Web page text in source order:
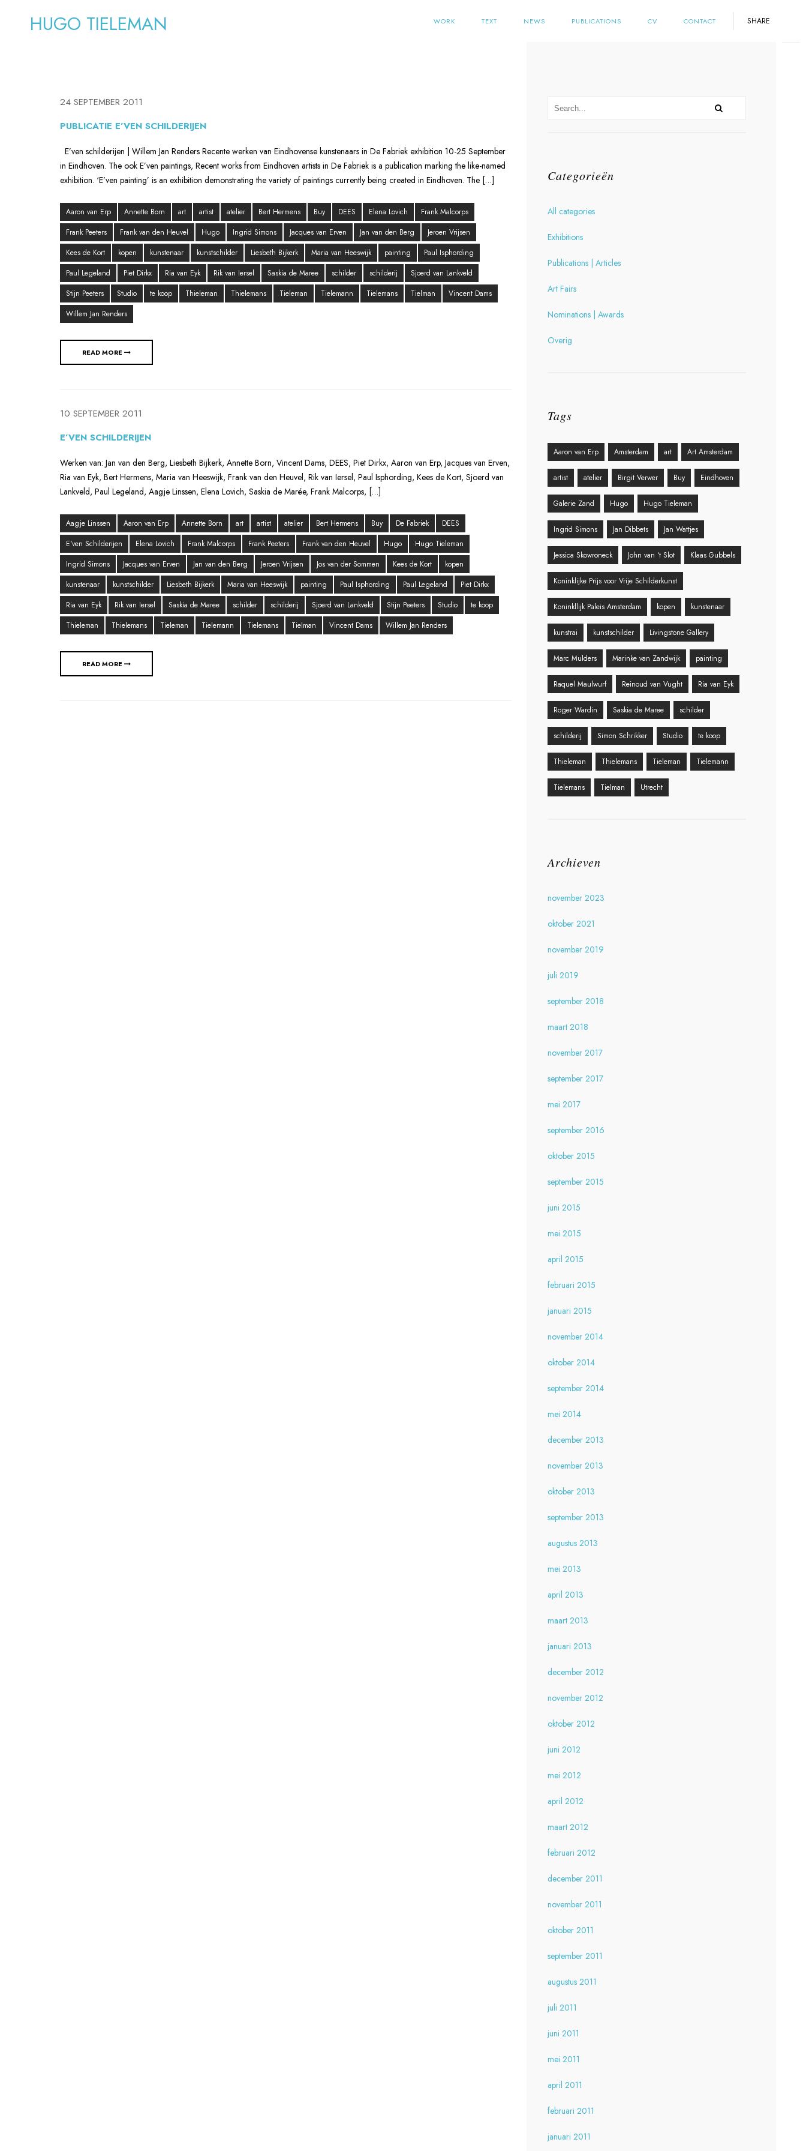
HUGO TIELEMAN SHARE
WORK TEXT NEWS PUBLICATIONS CV CONTACT
24 SEPTEMBER 2011
PUBLICATIE E’VEN SCHILDERIJEN
E’ven schilderijen | Willem Jan Renders Recente werken van Eindhovense kunstenaars in De Fabriek exhibition 10-25 September
in Eindhoven. The ook E’ven paintings, Recent works from Eindhoven artists in De Fabriek is a publication marking the like-named
exhibition. ‘E’ven painting’ is an exhibition demonstrating the variety of paintings currently being created in Eindhoven. The […]
Aaron van Erp Annette Born art artist atelier Bert Hermens Buy DEES Elena Lovich
Frank Malcorps
Frank Peeters
Frank van den Heuvel Hugo Ingrid Simons Jacques van Erven Jan van den Berg
Jeroen Vrijsen
Kees de Kort
kopen kunstenaar kunstschilder Liesbeth Bijkerk Maria van Heeswijk painting
Paul Isphording
Paul Legeland
Piet Dirkx Ria van Eyk Rik van Iersel Saskia de Maree schilder schilderij
Sjoerd van Lankveld
Stijn Peeters
Studio te koop Thieleman Thielemans Tieleman Tielemann Tielemans Tielman
Vincent Dams
Willem Jan Renders
READ MORE
10 SEPTEMBER 2011
E’VEN SCHILDERIJEN
Werken van: Jan van den Berg, Liesbeth Bijkerk, Annette Born, Vincent Dams, DEES, Piet Dirkx, Aaron van Erp, Jacques van Erven,
Ria van Eyk, Bert Hermens, Maria van Heeswijk, Frank van den Heuvel, Rik van Iersel, Paul Isphording, Kees de Kort, Sjoerd van
Lankveld, Paul Legeland, Aagje Linssen, Elena Lovich, Saskia de Marée, Frank Malcorps, […]
Aagje Linssen Aaron van Erp Annette Born art artist atelier Bert Hermens Buy De Fabriek
DEES
E'ven Schilderijen
Elena Lovich Frank Malcorps Frank Peeters Frank van den Heuvel Hugo
Hugo Tieleman
Ingrid Simons
Jacques van Erven Jan van den Berg Jeroen Vrijsen Jos van der Sommen Kees de Kort
kopen
kunstenaar
kunstschilder Liesbeth Bijkerk Maria van Heeswijk painting Paul Isphording Paul Legeland
Piet Dirkx
Ria van Eyk
Rik van Iersel Saskia de Maree schilder schilderij Sjoerd van Lankveld Stijn Peeters Studio
te koop
Thieleman
Thielemans Tieleman Tielemann Tielemans Tielman Vincent Dams Willem Jan Renders
READ MORE
Categorieën
All categories
Exhibitions
Publications | Articles
Art Fairs
Nominations | Awards
Overig
Tags
Aaron van Erp Amsterdam art Art Amsterdam
artist atelier Birgit Verwer Buy Eindhoven
Galerie Zand Hugo Hugo Tieleman
Ingrid Simons Jan Dibbets Jan Wattjes
Jessica Skowroneck John van ‘t Slot Klaas Gubbels
Koninklijke Prijs voor Vrije Schilderkunst
Koninkllijk Paleis Amsterdam kopen kunstenaar
kunstrai kunstschilder Livingstone Gallery
Marc Mulders Marinke van Zandwijk painting
Raquel Maulwurf Reinoud van Vught Ria van Eyk
Roger Wardin Saskia de Maree schilder
schilderij Simon Schrikker Studio te koop
Thieleman Thielemans Tieleman Tielemann
Tielemans Tielman Utrecht
Archieven
november 2023
oktober 2021
november 2019
juli 2019
september 2018
maart 2018
november 2017
september 2017
mei 2017
september 2016
oktober 2015
september 2015
juni 2015
mei 2015
april 2015
februari 2015
januari 2015
november 2014
oktober 2014
september 2014
mei 2014
december 2013
november 2013
oktober 2013
september 2013
augustus 2013
mei 2013
april 2013
maart 2013
januari 2013
december 2012
november 2012
oktober 2012
juni 2012
mei 2012
april 2012
maart 2012
februari 2012
december 2011
november 2011
oktober 2011
september 2011
augustus 2011
juli 2011
juni 2011
mei 2011
april 2011
februari 2011
januari 2011